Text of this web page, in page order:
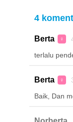
4
Berta ♀
terlalu
Berta ♀
Baik, Dan